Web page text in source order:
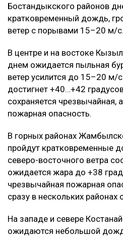
Бостандыкского районов
кратковременный дождь,
ветер с порывами 15–20 м/с.
В центре и на востоке
днем ожидается пыльная
ветер усилится до 15–20 м/
достигнет +40…+42
сохраняется чрезвычайная,
пожарная опасность.
В горных районах
пройдут кратковременные
северо-восточного ветра
ожидается жара до +38
чрезвычайная пожарная
сразу в нескольких районах
На западе и севере
ожидаются небольшой